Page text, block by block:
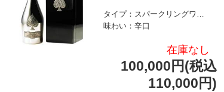
タイプ：スパークリングワ…
味わい：辛口
在庫なし
100,000円(税込
110,000円)